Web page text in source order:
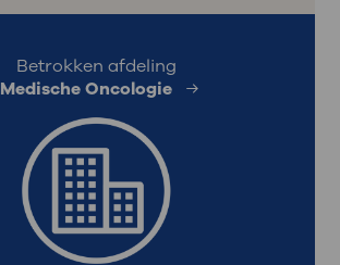
Betrokken afdeling
Medische Oncologie